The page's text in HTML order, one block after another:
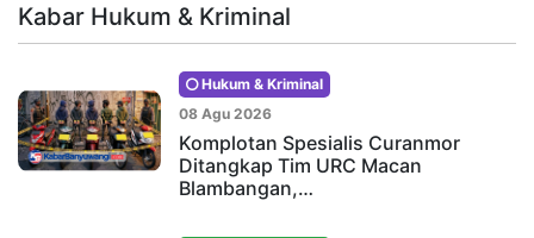
Kabar Hukum & Kriminal
Hukum & Kriminal
08 Agu 2026
Komplotan Spesialis Curanmor
Ditangkap Tim URC Macan
Blambangan,…